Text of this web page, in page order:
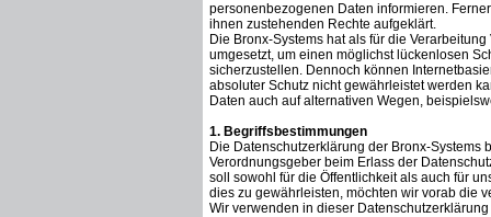
personenbezogenen Daten informieren.
ihnen zustehenden Rechte aufgeklärt.
Die Bronx-Systems hat als für die
umgesetzt, um einen möglichst lückenlosen
sicherzustellen. Dennoch können
absoluter Schutz nicht gewährleistet werden
Daten auch auf alternativen Wegen,
1. Begriffsbestimmungen
Die Datenschutzerklärung der Bronx-
Verordnungsgeber beim Erlass der
soll sowohl für die Öffentlichkeit als auch für
dies zu gewährleisten, möchten wir vorab die
Wir verwenden in dieser